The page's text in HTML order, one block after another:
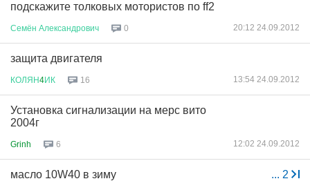
подскажите толковых мотористов по ff2
Семён Александрович 0 20:12 24.09.2012
защита двигателя
КОЛЯН4ИК 16 13:54 24.09.2012
Установка сигнализации на мерс вито
2004г
Grinh 6 12:02 24.09.2012
... 2
масло 10W40 в зиму